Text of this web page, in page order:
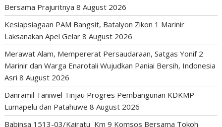
Bersama Prajuritnya 8 August 2026
Kesiapsiagaan PAM Bangsit, Batalyon Zikon 1 Marinir
Laksanakan Apel Gelar 8 August 2026
Merawat Alam, Mempererat Persaudaraan, Satgas Yonif 2
Marinir dan Warga Enarotali Wujudkan Paniai Bersih, Indonesia
Asri 8 August 2026
Danramil Taniwel Tinjau Progres Pembangunan KDKMP
Lumapelu dan Patahuwe 8 August 2026
Babinsa 1513-03/Kairatu Km 9 Komsos Bersama Tokoh